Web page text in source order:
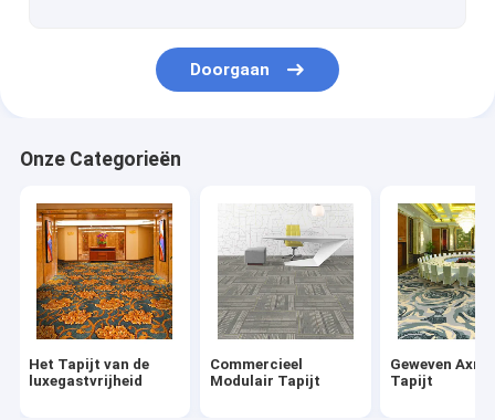
Gedrukte Tapijttegels
De Deken van het moskeegebed
Binnen Openluchtmat
Doorgaan
Onze Categorieën
Het Tapijt van de
luxegastvrijheid
Commercieel
Modulair Tapijt
Geweven
Tapijt